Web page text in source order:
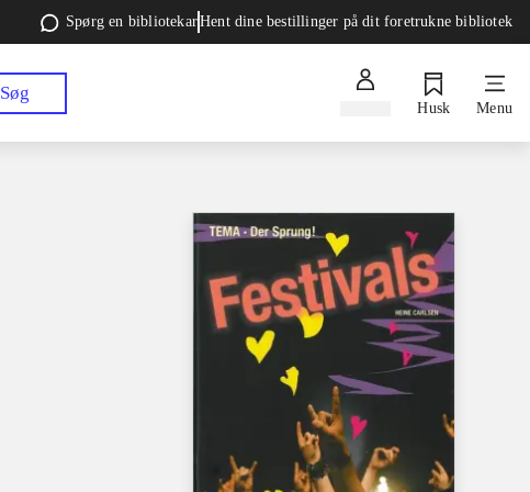
Spørg en bibliotekarHent dine bestillinger på dit foretrukne bibliotek
Søg
Husk Menu